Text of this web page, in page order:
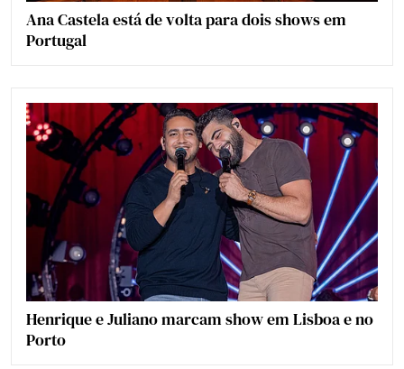
Ana Castela está de volta para dois shows em
Portugal
Henrique e Juliano marcam show em Lisboa e no
Porto